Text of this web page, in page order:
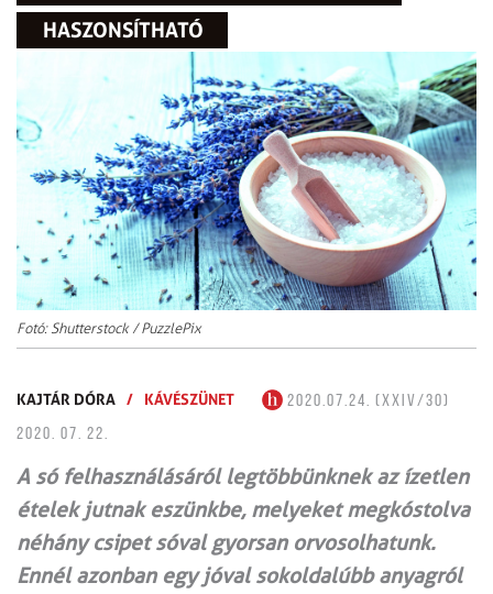
HASZONSÍTHATÓ
Fotó: Shutterstock / PuzzlePix
KAJTÁR DÓRA / KÁVÉSZÜNET
2020.07.24. (XXIV/30)
2020. 07. 22.
A só felhasználásáról legtöbbünknek az ízetlen
ételek jutnak eszünkbe, melyeket megkóstolva
néhány csipet sóval gyorsan orvosolhatunk.
Ennél azonban egy jóval sokoldalúbb anyagról